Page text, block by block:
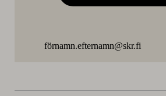
förnamn.efternamn@skr.fi